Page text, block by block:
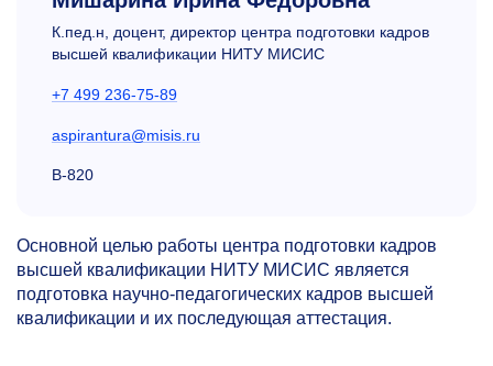
К.пед.н, доцент, директор центра подготовки кадров
высшей квалификации НИТУ МИСИС
+7 499 236-75-89
aspirantura@misis.ru
В-820
Основной целью работы центра подготовки кадров
высшей квалификации НИТУ МИСИС является
подготовка научно-педагогических кадров высшей
квалификации и их последующая аттестация.